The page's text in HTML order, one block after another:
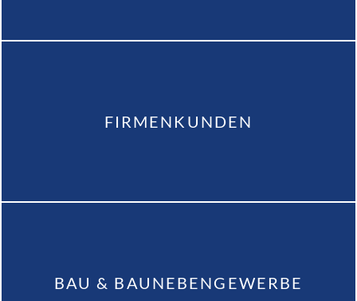
FIRMENKUNDEN
BAU & BAUNEBENGEWERBE